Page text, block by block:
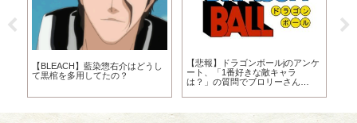
【BLEACH】藍染惣右介はどうし
て黒棺を多用してたの？
【悲報】ドラゴンボールjのアンケ
ート、「1番好きな敵キャラ
は？」の質問でブロリーさん